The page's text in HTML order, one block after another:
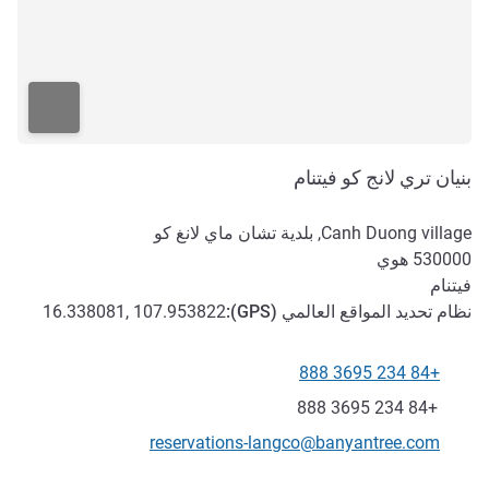
بنيان تري لانج كو فيتنام
Canh Duong village, بلدية تشان ماي لانغ كو
530000 هوي
فيتنام
نظام تحديد المواقع العالمي (GPS
):
16.338081, 107.953822
الهاتف
+84 234 3695 888
فاكس
+84 234 3695 888
تواصل معنا عبر البريد الإلكتروني
reservations-langco@banyantree.com